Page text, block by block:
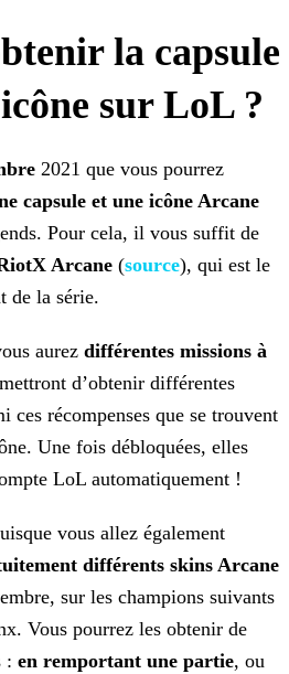
la capsule
sur LoL ?
2021 que vous pourrez
capsule et une icône Arcane
Pour cela, il vous suffit de
Arcane (source), qui est le
de la série.
aurez différentes missions à
d’obtenir différentes
ces récompenses que se trouvent
Une fois débloquées, elles
LoL automatiquement !
vous allez également
différents skins Arcane
sur les champions suivants
Vous pourrez les obtenir de
: en remportant une partie, ou